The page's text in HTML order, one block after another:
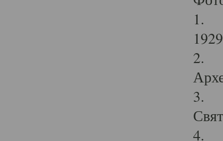
1.
2.
3.
4.